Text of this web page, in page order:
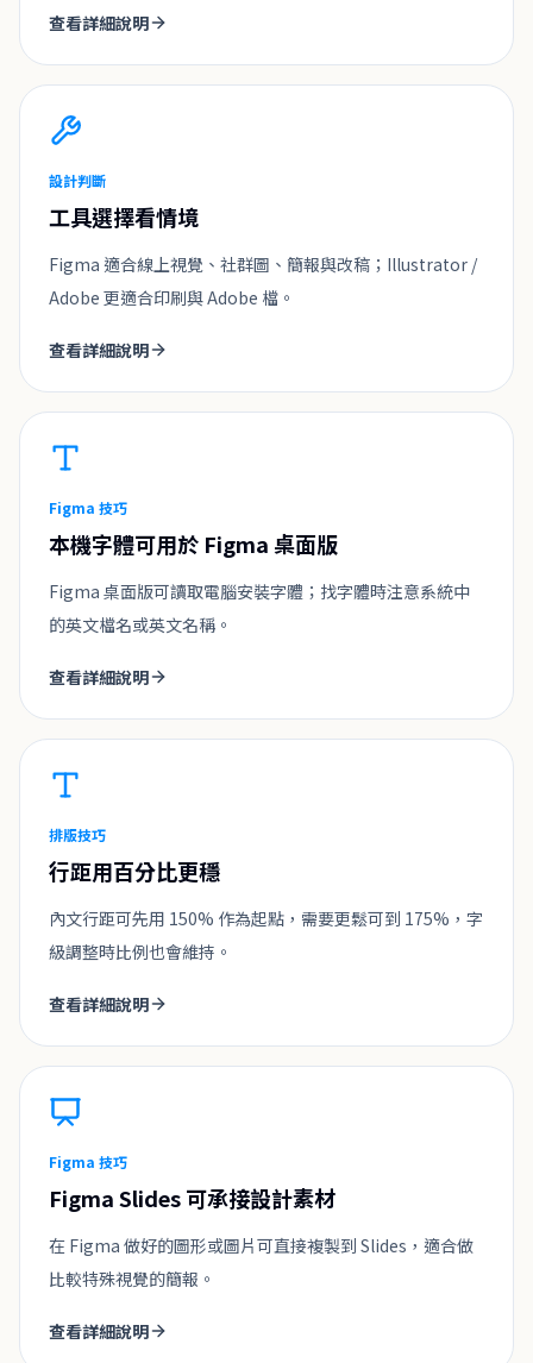
查看詳細說明
設計判斷
工具選擇看情境
Figma 適合線上視覺、社群圖、簡報與改稿；Illustrator /
Adobe 更適合印刷與 Adobe 檔。
查看詳細說明
Figma 技巧
本機字體可用於 Figma 桌面版
Figma 桌面版可讀取電腦安裝字體；找字體時注意系統中
的英文檔名或英文名稱。
查看詳細說明
排版技巧
行距用百分比更穩
內文行距可先用 150% 作為起點，需要更鬆可到 175%，字
級調整時比例也會維持。
查看詳細說明
Figma 技巧
Figma Slides 可承接設計素材
在 Figma 做好的圖形或圖片可直接複製到 Slides，適合做
比較特殊視覺的簡報。
查看詳細說明